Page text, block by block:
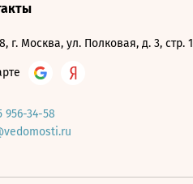
г. Москва, ул. Полковая, д. 3, стр. 1
956-34-58